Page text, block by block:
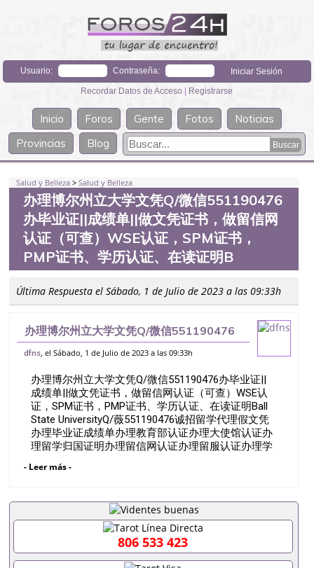
Usuario: Contraseña:
Recordar Datos de Acceso | Registrarse
Inicio Foros Gente Fotos
Noticias
Provincias
Blog
Salud y Belleza >Salud y Belleza
办理博尔州立大学文凭Q/微信551190476
办毕业证||成绩单||做文凭证书，做留信网
认证（可查）WSE认证，SPM证书，
PMP证书、学历认证、在读证明B
Última Respuesta el Sábado, 1 de Julio de 2023 a las 09:33h
办理博尔州立大学文凭Q/微信551190476
办毕业证||成绩单||做文凭证书，做留信网认
书、学历认证、在读证明B
dfns , el Sábado, 1 de Julio de 2023 a las 09:33h
办理博尔州立大学文凭Q/微信551190476办毕业证||
成绩单||做文凭证书，做留信网认证（可查）WSE认
证，SPM证书，PMP证书、学历认证、在读证明Ball
State UniversityQ/薇551190476诚招留学代理假文凭
办理毕业证成绩单办理教育部认证办理大使馆认证办
理留学归国证明办理留信网认证办理留服认证办理学
美国文凭办理澳洲文凭办理英国文凭办理加拿大文凭
单+留学回国人员证明+教育部认证,录取通知书，雅
思。（全套留学回国必备证明材料，给父母及亲朋好
友一份完美交代）； 2、雅思、托福，OFFER，在读
证明，学生卡等留学相关材料（申请学校、转学，甚
至是申请工签都可以用到）。 注：上述材料，随时都
- Leer más -
806 533 423